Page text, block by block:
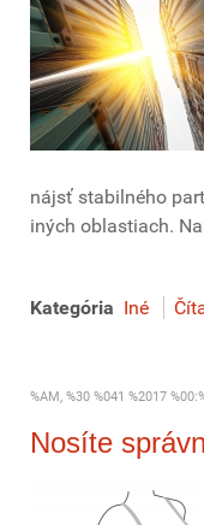
nájsť stabilného
iných oblastiach.
Kategória Iné
%AM, %30 %041 %2017
Nosíte